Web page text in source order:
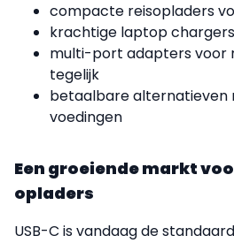
compacte reisopladers
krachtige laptop
multi-port adapters voor
tegelijk
betaalbare alternatieven
voedingen
Een groeiende markt
opladers
USB-C is vandaag de